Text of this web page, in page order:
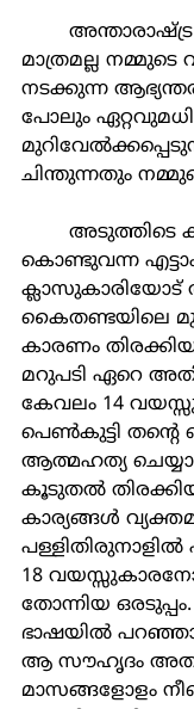
മാത്രമല്ല നമ്മുടെ
നടക്കുന്ന
പോലും
ചിന്തുന്നതും
കൊണ്ടുവന്ന
കൈതണ്ടയിലെ
കാരണം
മറുപടി ഏറെ
കേവലം 14
പെണ്‍കുട്ടി തന്‍റെ
ആത്മഹത്യ ചെയ്യാന്‍
കൂടുതല്‍
കാര്യങ്ങള്‍
പള്ളിതിരുനാളില്‍
18
തോന്നിയ
ഭാഷയില്‍
ആ സൗഹൃദം
മാസങ്ങളോളം